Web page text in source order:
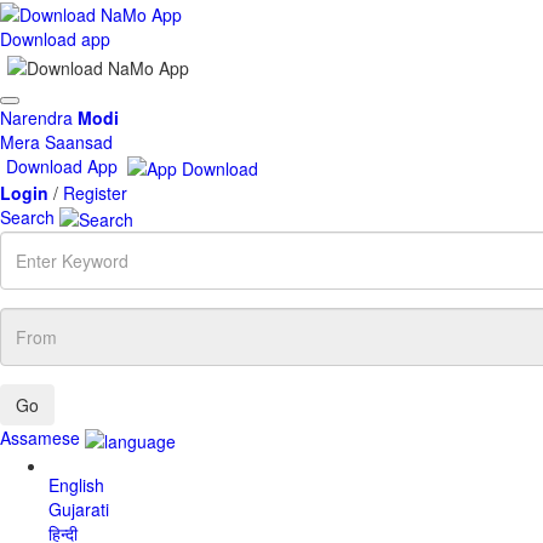
Download app
Toggle
navigation
Narendra Modi
Mera Saansad
Download App
Login / Register
Search
Enter
Keyword
From
Assamese
English
Gujarati
हिन्दी